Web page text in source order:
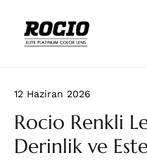
12 Haziran 2026
Rocio Renkli
Derinlik ve